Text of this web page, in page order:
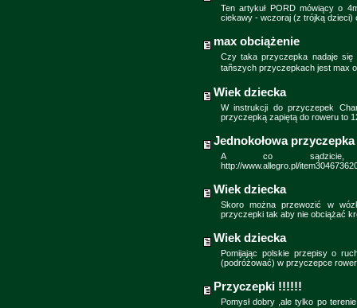
Ten artykuł PORD mówiący o
ciekawy - wczoraj (z trójką dzieci)
max obciążenie
Czy taka przyczepka nadaje
tañszych przyczepkach jest max
Wiek dziecka
W instrukcji do przyczepek
przyczepką zapiętą do roweru to
Jednokołowa
A co sądzicie,
http://www.allegro.pl/
Wiek dziecka
Skoro można przewozić w
przyczepki tak aby nie obciążać
Wiek dziecka
Pomijając polskie przepisy o
(podróżować) w przyczepce
Przyczepki !!!!!!
Pomysł dobry ,ale tylko po